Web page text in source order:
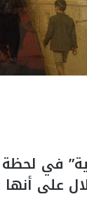
في لحظة
على